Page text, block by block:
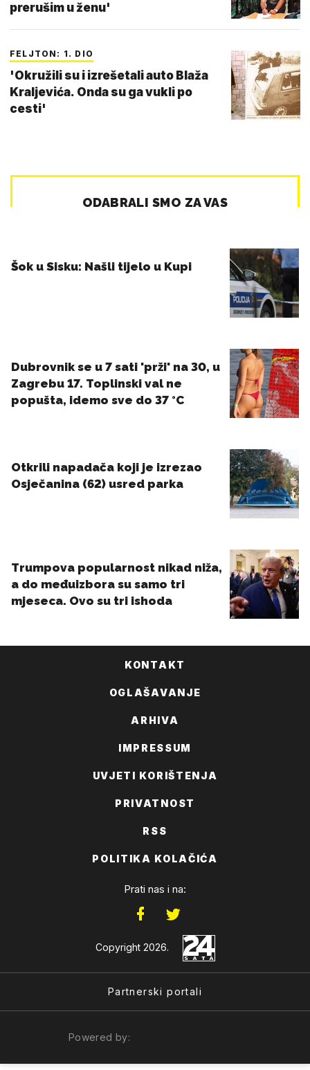
prerušim u ženu'
FELJTON: 1. DIO
'Okružili su i izrešetali auto Blaža
Kraljevića. Onda su ga vukli po
cesti'
KONTAKT
OGLAŠAVANJE
ARHIVA
IMPRESSUM
UVJETI KORIŠTENJA
PRIVATNOST
RSS
POLITIKA KOLAČIĆA
Prati nas i na:
Copyright 2026.
Partnerski portali
Powered by: